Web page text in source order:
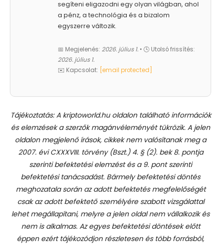
segíteni eligazodni egy olyan világban, ahol
a pénz, a technológia és a bizalom
egyszerre változik.
📅 Megjelenés: 2026. július 1. • 🕓 Utolsó frissítés:
2026. július 1.
✉️ Kapcsolat:
[email protected]
Tájékoztatás: A kriptoworld.hu oldalon található információk
és elemzések a szerzők magánvéleményét tükrözik. A jelen
oldalon megjelenő írások, cikkek nem valósítanak meg a
2007. évi CXXXVIII. törvény (Bszt.) 4. § (2). bek 8. pontja
szerinti befektetési elemzést és a 9. pont szerinti
befektetési tanácsadást. Bármely befektetési döntés
meghozatala során az adott befektetés megfelelőségét
csak az adott befektető személyére szabott vizsgálattal
lehet megállapítani, melyre a jelen oldal nem vállalkozik és
nem is alkalmas. Az egyes befektetési döntések előtt
éppen ezért tájékozódjon részletesen és több forrásból,